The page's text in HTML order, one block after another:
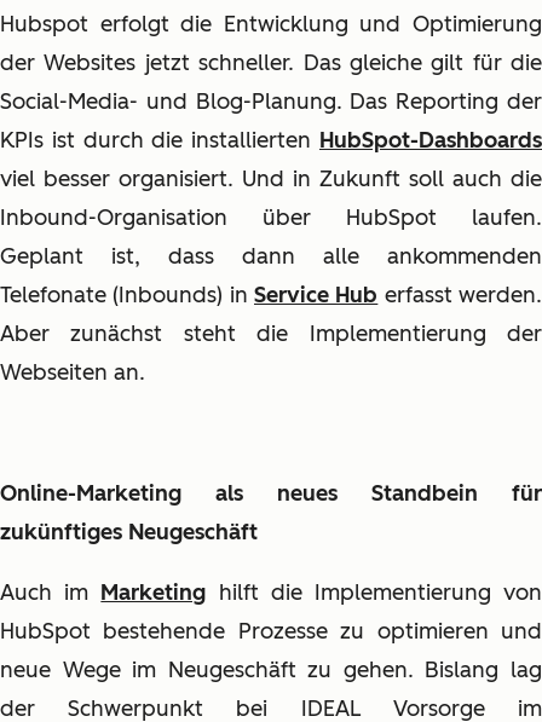
Hubspot erfolgt die Entwicklung und Optimierung
der Websites jetzt schneller. Das gleiche gilt für die
Social-Media- und Blog-Planung. Das Reporting der
KPIs ist durch die installierten HubSpot-Dashboards
viel besser organisiert. Und in Zukunft soll auch die
Inbound-Organisation über HubSpot laufen.
Geplant ist, dass dann alle ankommenden
Telefonate (Inbounds) in Service Hub erfasst werden.
Aber zunächst steht die Implementierung der
Webseiten an.
Online-Marketing als neues Standbein für
zukünftiges Neugeschäft
Auch im Marketing hilft die Implementierung von
HubSpot bestehende Prozesse zu optimieren und
neue Wege im Neugeschäft zu gehen. Bislang lag
der Schwerpunkt bei IDEAL Vorsorge im